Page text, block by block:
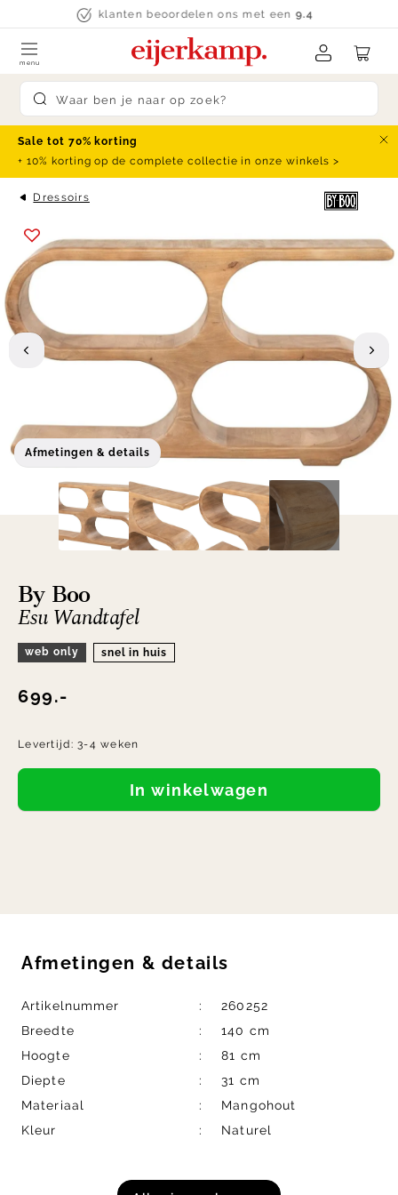
Skip to contentklanten beoordelen ons met een 9.4
Submit search
menu
Sale tot 70% korting
+ 10% korting op de complete collectie in onze winkels >
Dressoirs
Afmetingen & details
By Boo
Esu Wandtafel
web only snel in huis
699.-
Levertijd:3-4 weken
In winkelwagen
Afmetingen & details
Artikelnummer
260252
Breedte
140 cm
Hoogte
81 cm
Diepte
31 cm
Materiaal
Mangohout
Kleur
Naturel